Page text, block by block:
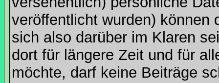
veröffentlicht wurden) können
sich also darüber im Klaren
dort für längere Zeit und für
möchte, darf keine Beiträge